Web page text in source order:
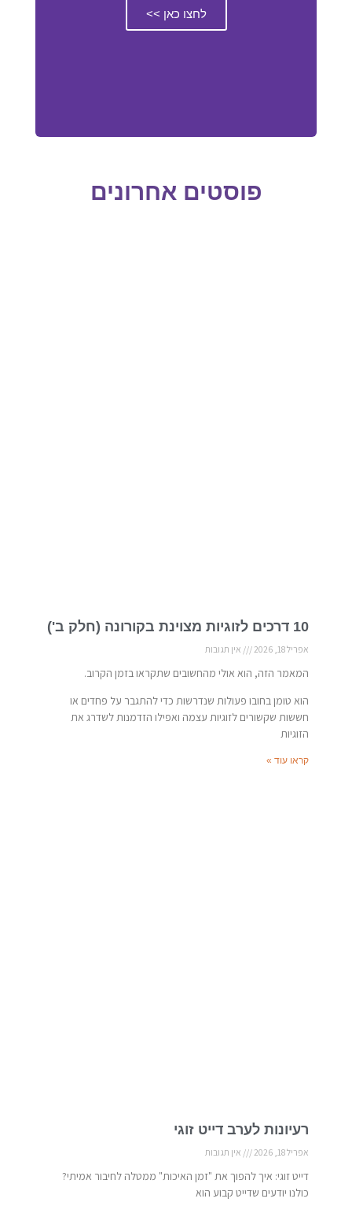
לחצו כאן >>
פוסטים אחרונים
10 דרכים לזוגיות מצוינת בקורונה (חלק ב')
אפריל 18, 2026 אין תגובות
המאמר הזה, הוא אולי מהחשובים שתקראו בזמן הקרוב.
הוא טומן בחובו פעולות שנדרשות כדי להתגבר על פחדים או
חששות שקשורים לזוגיות עצמה ואפילו הזדמנות לשדרג את
הזוגיות
קראו עוד »
רעיונות לערב דייט זוגי
אפריל 18, 2026 אין תגובות
דייט זוגי: איך להפוך את "זמן האיכות" ממטלה לחיבור אמיתי?
כולנו יודעים שדייט קבוע הוא